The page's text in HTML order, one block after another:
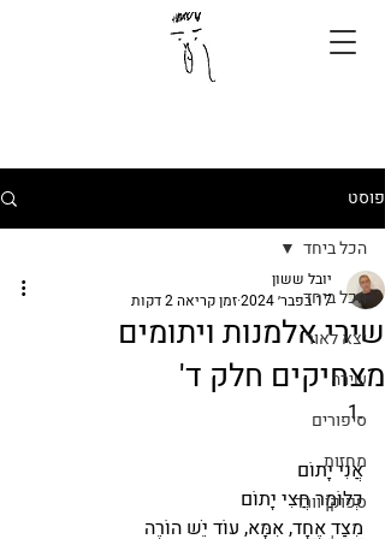
פוסט
הכל ביחד
יצא לאור
שירה
סיפורים
מחזות
ספוקן וורד
הכל ביחד
שירי אלמנות ויתומים
מצחיקים חלק ד'
יובל ששון
17 בפבר׳ 2024
זמן קריאה 2 דקות
1.
אֲנִי יָתוֹם
כְּלוֹמַר חֲצִי יָתוֹם
מִצַּד אֶחָד, אִמָּא, עוֹד יֵשׁ הוֹרֶה